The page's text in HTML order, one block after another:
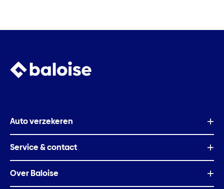
Auto verzekeren
Service & contact
Over Baloise